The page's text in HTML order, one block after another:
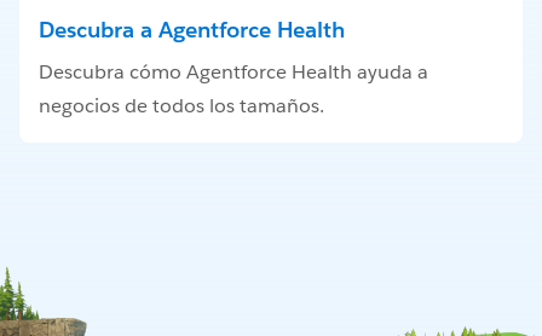
Descubra a Agentforce Health
Descubra cómo Agentforce Health ayuda a
negocios de todos los tamaños.